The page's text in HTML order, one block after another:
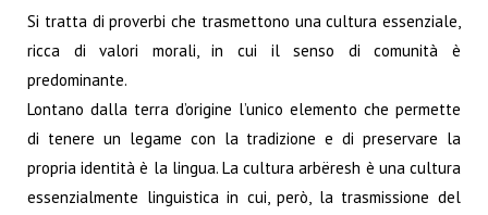
Si tratta di proverbi che trasmettono una cultura essenziale,
ricca di valori morali, in cui il senso di comunità è
predominante.
Lontano dalla terra d’origine l’unico elemento che permette
di tenere un legame con la tradizione e di preservare la
propria identità è la lingua. La cultura arbëresh è una cultura
essenzialmente linguistica in cui, però, la trasmissione del